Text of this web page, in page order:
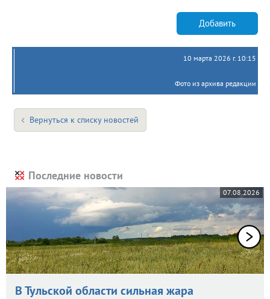
Добавить
10 марта 2026 г. 10:15
Фото из архива редакции
Вернуться к списку новостей
Последние новости
07.08.2026
В Тульской области сильная жара